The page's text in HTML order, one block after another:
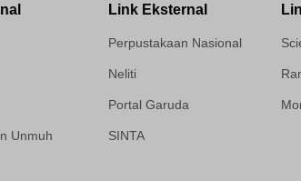
Unmuh
Link Eksternal
Perpustakaan Nasional
Neliti
Portal Garuda
SINTA